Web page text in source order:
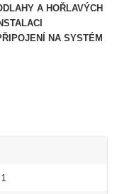
A HOŘLAVÝCH
NA SYSTÉM